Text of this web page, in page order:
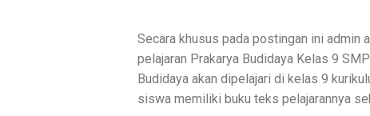
Secara khusus pada postingan ini admin
pelajaran Prakarya Budidaya Kelas 9
Budidaya akan dipelajari di kelas 9
siswa memiliki buku teks pelajarannya